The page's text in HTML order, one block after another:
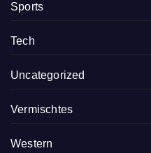
Sports
Tech
Uncategorized
Vermischtes
Western